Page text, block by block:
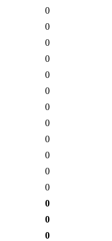
0
0
0
0
0
0
0
0
0
0
0
0
0
0
0